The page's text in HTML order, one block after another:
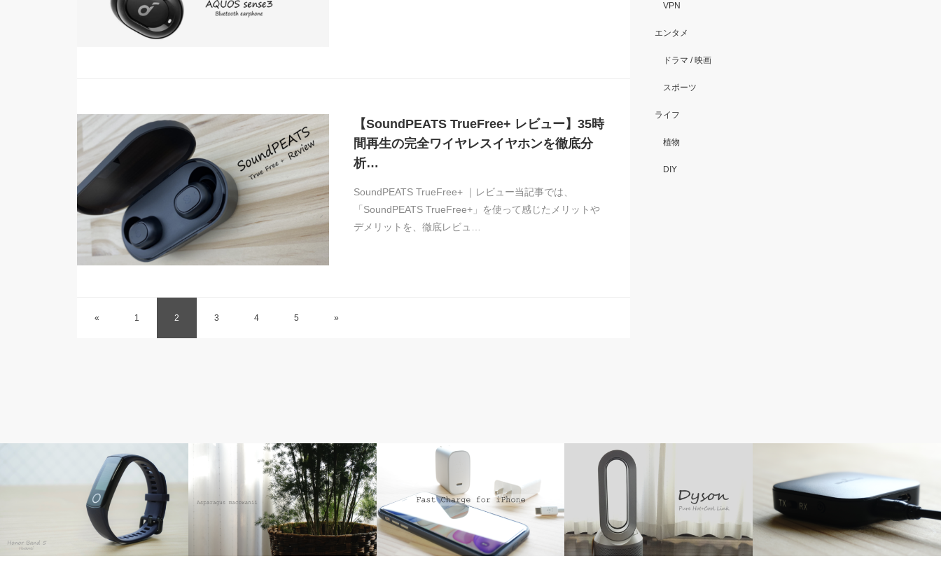
【SoundPEATS TrueFree+ レビュー】35時
間再生の完全ワイヤレスイヤホンを徹底分
析…
SoundPEATS TrueFree+ ｜レビュー当記事では、
「SoundPEATS TrueFree+」を使って感じたメリットや
デメリットを、徹底レビュ…
« 1 2 3 4 5 »
VPN
エンタメ
ドラマ / 映画
スポーツ
ライフ
植物
DIY